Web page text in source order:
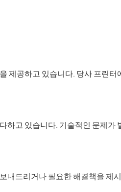
제공하고 있습니다. 당사 프린
하고 있습니다. 기술적인 문제가
내드리거나 필요한 해결책을 제